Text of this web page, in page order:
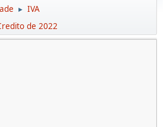
► IVA
de 2022